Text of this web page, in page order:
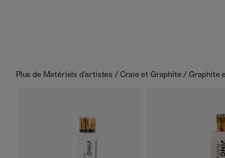
Plus de Matériels d'artistes / Craie et Graphite / Graphite